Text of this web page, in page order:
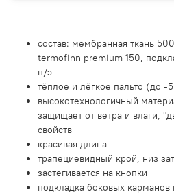
состав: мембранная ткань
termofinn premium 150,
п/э
тёплое и лёгкое пальто (до -
высокотехнологичный
защищает от ветра и влаги,
свойств
красивая длина
трапециевидный крой, низ
застегивается на кнопки
подкладка боковых